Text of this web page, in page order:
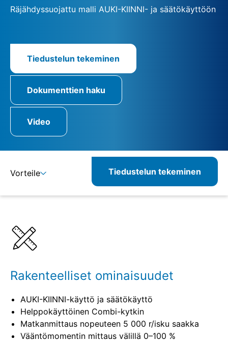
Räjähdyssuojattu malli AUKI-KIINNI- ja säätökäyttöön
Tiedustelun tekeminen
Dokumenttien haku
Video
Vorteile Tiedustelun tekeminen
Rakenteelliset ominaisuudet
AUKI-KIINNI-käyttö ja säätökäyttö
Helppokäyttöinen Combi-kytkin
Matkanmittaus nopeuteen 5 000 r/isku saakka
Vääntömomentin mittaus välillä 0–100 %